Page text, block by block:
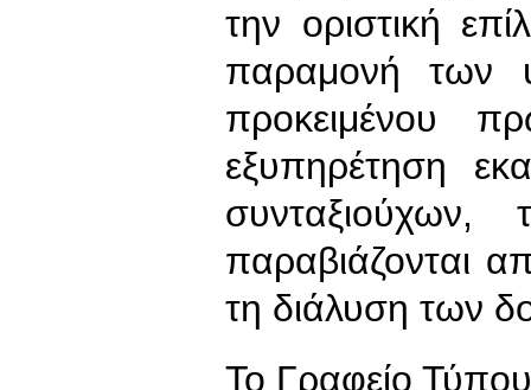
την οριστική
παραμονή των
προκειμένου
εξυπηρέτηση
παραβιάζονται
τη διάλυση των
To Γραφείο Τύπου